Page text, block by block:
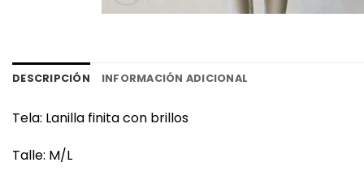
DESCRIPCIÓN INFORMACIÓN ADICIONAL
Tela: Lanilla finita con brillos
Talle: M/L